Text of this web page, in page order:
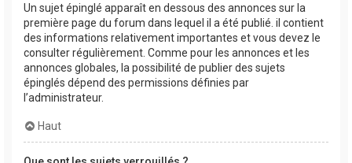
Un sujet épinglé apparaît en dessous des annonces sur la
première page du forum dans lequel il a été publié. il contient
des informations relativement importantes et vous devez le
consulter régulièrement. Comme pour les annonces et les
annonces globales, la possibilité de publier des sujets
épinglés dépend des permissions définies par
l’administrateur.
Haut